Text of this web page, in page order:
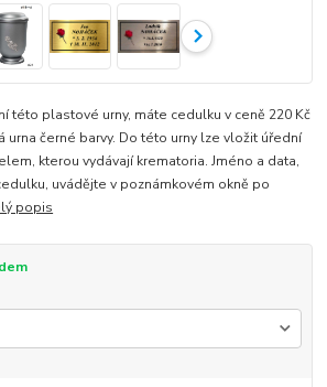
této plastové urny, máte cedulku v ceně 220 Kč
urna černé barvy. Do této urny lze vložit úřední
kterou vydávají krematoria. Jméno a data,
uvádějte v poznámkovém okně po
popis